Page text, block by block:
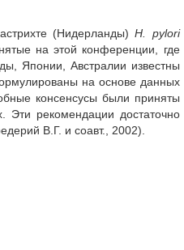
(Нидерланды)H. рylori
на этой конференции, где
Японии, Австралии известны
на основе данных
консенсусы были приняты
Эти рекомендации достаточно
В.Г. и соавт., 2002).